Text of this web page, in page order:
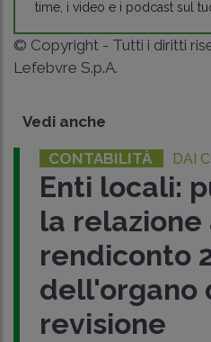
time, i video e i podcast sul
© Copyright - Tutti i diritti
Lefebvre S.p.A.
Vedi anche
CONTABILITÀ DAI
Enti locali:
la relazione
rendiconto
dell'organo
revisione